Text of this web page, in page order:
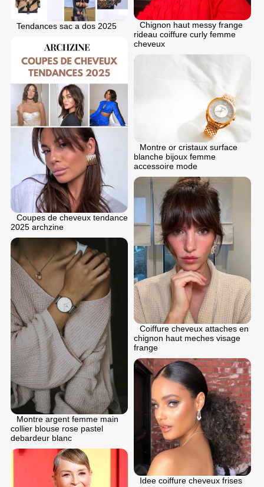
Chignon haut messy frange
rideau coiffure curly femme
cheveux
Tendances sac a dos 2025
Coupes de cheveux tendance
2025 archzine
Montre or cristaux surface
blanche bijoux femme
accessoire mode
Coiffure cheveux attaches en
chignon haut meches visage
frange
Montre argent femme main
collier blouse rose pastel
debardeur blanc
Idee coiffure cheveux frises